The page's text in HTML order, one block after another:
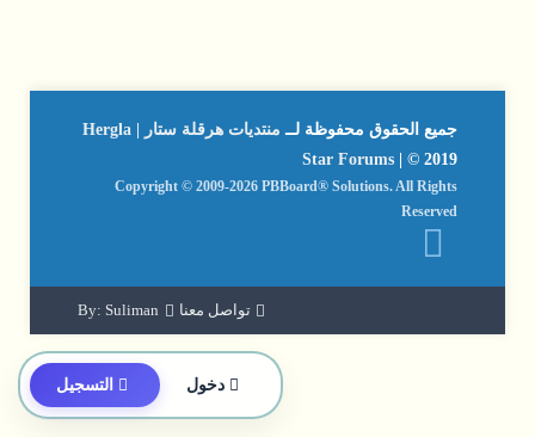
جميع الحقوق محفوظة لــ
منتديات هرقلة ستار | Hergla
Star Forums| © 2019
Copyright © 2009-2026 PBBoard® Solutions. All Rights
Reserved
تواصل معنا By: Suliman
دخول التسجيل